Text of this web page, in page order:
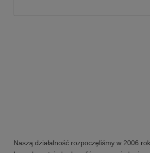
Naszą działalność rozpoczęliśmy w 2006